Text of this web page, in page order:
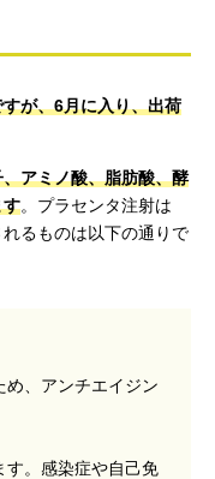
が、6月に入り、出荷
アミノ酸、脂肪酸、酵
す。プラセンタ注射は
るものは以下の通りで
め、アンチエイジン
す。感染症や自己免